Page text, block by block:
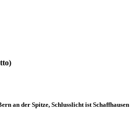
an der Spitze, Schlusslicht ist Schaffhausen